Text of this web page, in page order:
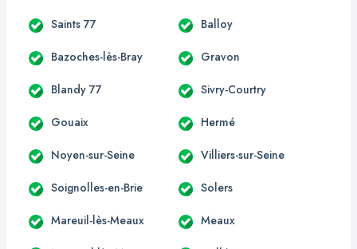
Saints 77 Balloy
Bazoches-lès-Bray Gravon
Blandy 77 Sivry-Courtry
Gouaix Hermé
Noyen-sur-Seine Villiers-sur-Seine
Soignolles-en-Brie Solers
Mareuil-lès-Meaux Meaux